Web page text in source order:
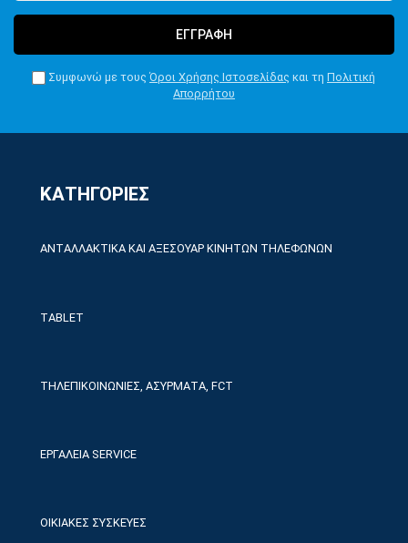
ΕΓΓΡΑΦΗ
Συμφωνώ με τους Όροι Χρήσης Ιστοσελίδας και τη Πολιτική
Απορρήτου
ΚΑΤΗΓΟΡΙΕΣ
ΑΝΤΑΛΛΑΚΤΙΚΑ ΚΑΙ ΑΞΕΣΟΥΑΡ ΚΙΝΗΤΩΝ ΤΗΛΕΦΩΝΩΝ
TABLET
ΤΗΛΕΠΙΚΟΙΝΩΝΙΕΣ, ΑΣΥΡΜΑΤΑ, FCT
ΕΡΓΑΛΕΙΑ SERVICE
ΟΙΚΙΑΚΕΣ ΣΥΣΚΕΥΕΣ